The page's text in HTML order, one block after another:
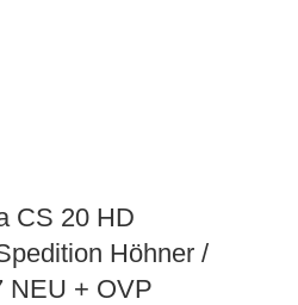
CS 20 HD
Höhner /
NEU + OVP